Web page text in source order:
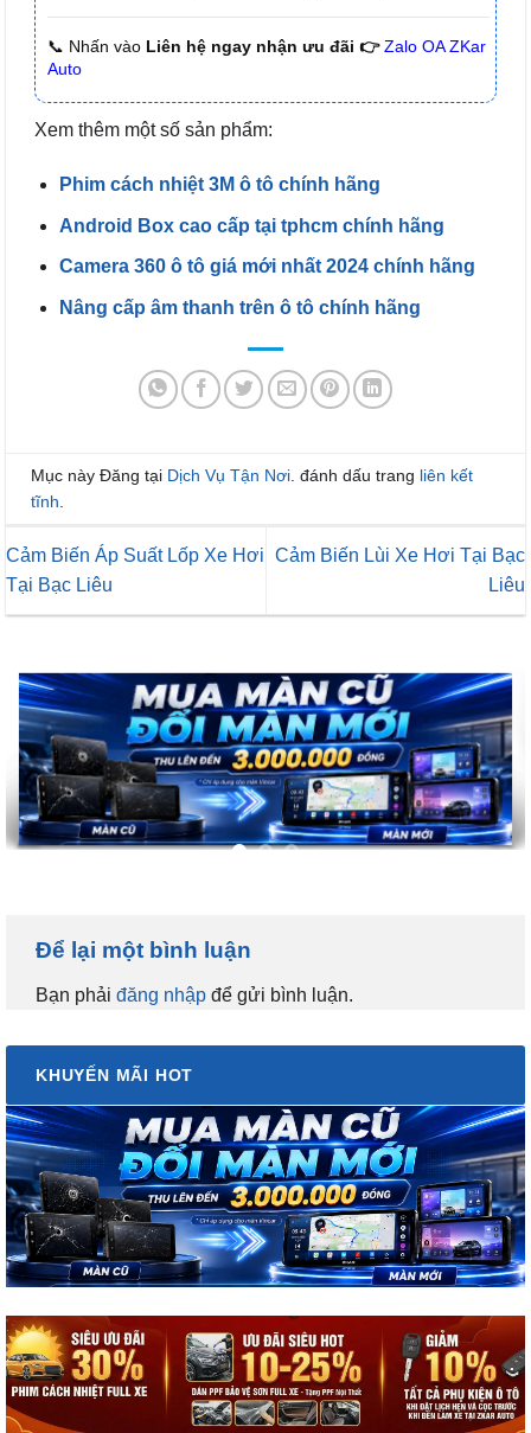
📞 Nhấn vào Liên hệ ngay nhận ưu đãi 👉 Zalo OA ZKar
Auto
Xem thêm một số sản phẩm:
Phim cách nhiệt 3M ô tô chính hãng
Android Box cao cấp tại tphcm chính hãng
Camera 360 ô tô giá mới nhất 2024 chính hãng
Nâng cấp âm thanh trên ô tô chính hãng
Mục này Đăng tại Dịch Vụ Tận Nơi . đánh dấu trang liên kết
tĩnh
Cảm Biến Áp Suất Lốp Xe Hơi
Tại Bạc Liêu
Cảm Biến Lùi Xe Hơi Tại Bạc
Liêu
Để lại một bình luận
Bạn phải đăng nhập để gửi bình luận.
KHUYẾN MÃI HOT